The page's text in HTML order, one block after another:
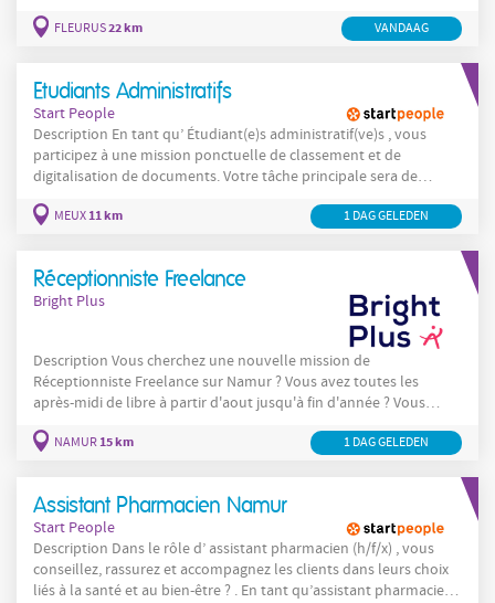
collectif. De plus, le travail à la chaine et en intérieur sont votre
FLEURUS22 km VANDAAG
Etudiants Administratifs
Start People
Description En tant qu’ Étudiant(e)s administratif(ve)s , vous
participez à une mission ponctuelle de classement et de
digitalisation de documents. Votre tâche principale sera de
Company Notre client est une association qui accompagne et
MEUX11 km 1 DAG GELEDEN
Réceptionniste Freelance
Bright Plus
Description Vous cherchez une nouvelle mission de
Réceptionniste Freelance sur Namur ? Vous avez toutes les
après-midi de libre à partir d'aout jusqu'à fin d'année ? Vous
que Réceptionniste Freelance vos tâches seront les suivantes :
NAMUR15 km 1 DAG GELEDEN
Assistant Pharmacien Namur
Start People
Description Dans le rôle d’ assistant pharmacien (h/f/x) , vous
conseillez, rassurez et accompagnez les clients dans leurs choix
liés à la santé et au bien-être ? . En tant qu’assistant pharmacien